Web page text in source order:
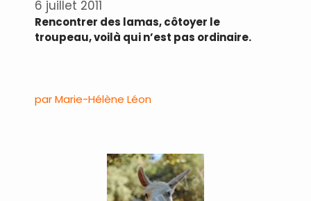
6 juillet 2011
Rencontrer des lamas, côtoyer le
troupeau, voilà qui n’est pas ordinaire.
par Marie-Hélène Léon